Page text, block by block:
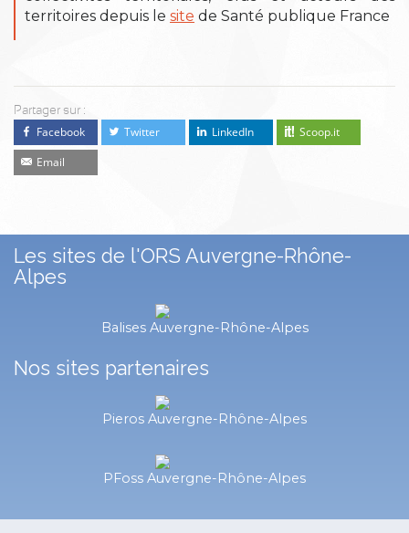
territoires depuis le site de Santé publique France
Partager sur :
Facebook Twitter LinkedIn
Scoop.it
Email
Les sites de l'ORS Auvergne-Rhône-
Alpes
Balises Auvergne-Rhône-Alpes
Nos sites partenaires
Pieros Auvergne-Rhône-Alpes
PFoss Auvergne-Rhône-Alpes